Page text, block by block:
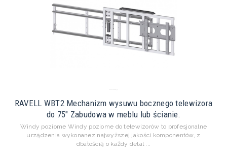
RAVELL WBT2 Mechanizm wysuwu bocznego telewizora
do 75" Zabudowa w meblu lub ścianie.
Windy poziome Windy poziome do telewizorów to profesjonalne
urządzenia wykonanez najwyższej jakości komponentów, z
dbałością o każdy detal ...